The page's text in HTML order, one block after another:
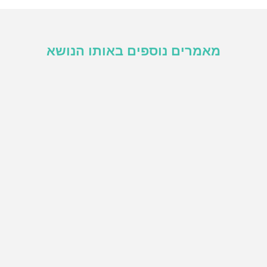
מאמרים נוספים באותו הנושא